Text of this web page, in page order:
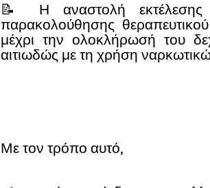
📝 Η αναστολή
παρακολούθησης
μέχρι την ολοκλήρωσή του
αιτιωδώς με τη χρήση
Με τον τρόπο αυτό,